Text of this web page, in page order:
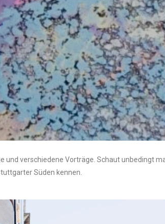
verschiedene Vorträge. Schaut unbedingt
Süden kennen.